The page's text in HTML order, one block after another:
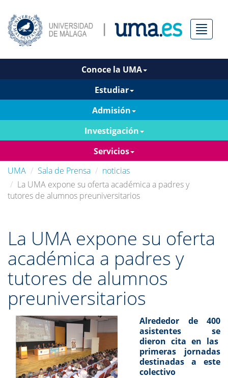
Menú
Conoce la UMA
Estudiar
Admisión
Investigación
Servicios
UMA
Sala de Prensa
noticias
La UMA expone su oferta académica a padres y
tutores de alumnos preuniversitarios
La UMA expone su oferta
académica a padres y
tutores de alumnos
preuniversitarios
Alrededor de 400
asistentes se
dieron cita en las
primeras jornadas
destinadas a este
colectivo